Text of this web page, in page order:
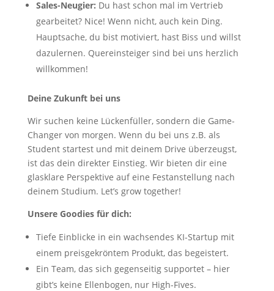
Sales-Neugier: Du hast schon mal im Vertrieb
gearbeitet? Nice! Wenn nicht, auch kein Ding.
Hauptsache, du bist motiviert, hast Biss und willst
dazulernen. Quereinsteiger sind bei uns herzlich
willkommen!
Deine Zukunft bei uns
Wir suchen keine Lückenfüller, sondern die Game-
Changer von morgen. Wenn du bei uns z.B. als
Student startest und mit deinem Drive überzeugst,
ist das dein direkter Einstieg. Wir bieten dir eine
glasklare Perspektive auf eine Festanstellung nach
deinem Studium. Let’s grow together!
Unsere Goodies für dich:
Tiefe Einblicke in ein wachsendes KI-Startup mit
einem preisgekröntem Produkt, das begeistert.
Ein Team, das sich gegenseitig supportet – hier
gibt’s keine Ellenbogen, nur High-Fives.